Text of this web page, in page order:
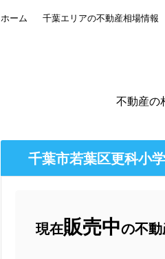
ホーム 千葉エリアの不動産相場情報
不動産の
千葉市若葉区更科小
現在販売中の不